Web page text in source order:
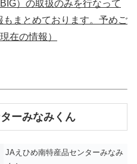
）の取扱のみを行なって
まとめております。予めご
在の情報）
ーみなみくん
JAえひめ南特産品センターみなみ